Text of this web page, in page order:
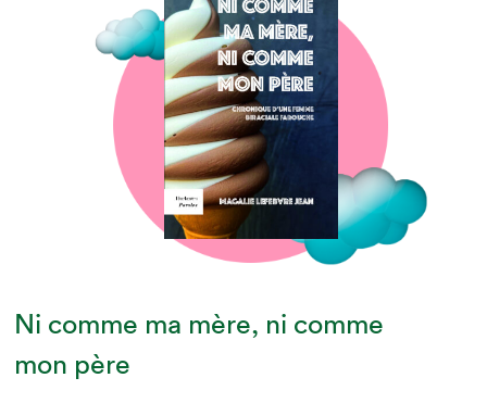
Ni comme ma mère, ni comme
mon père